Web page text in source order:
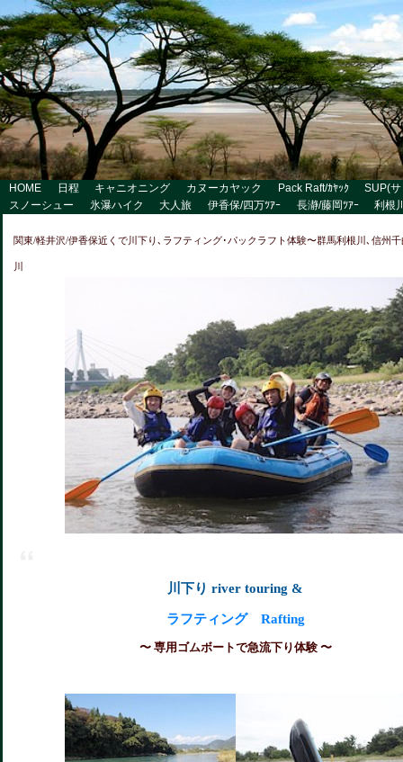
HOME 日程 キャニオニング カヌーカヤック Pack Raft/ｶﾔｯｸ
SUP(
スノーシュー
氷瀑ハイク 大人旅 伊香保/四万ﾂｱｰ 長瀞/藤岡ﾂｱｰ 利根
関東/軽井沢/伊香保近くで川下り､ラフティング･パックラフト体験〜群馬利根川､信州
川
川下り river touring &
ラフティング Rafting
〜 専用ゴムボートで急流下り体験 〜